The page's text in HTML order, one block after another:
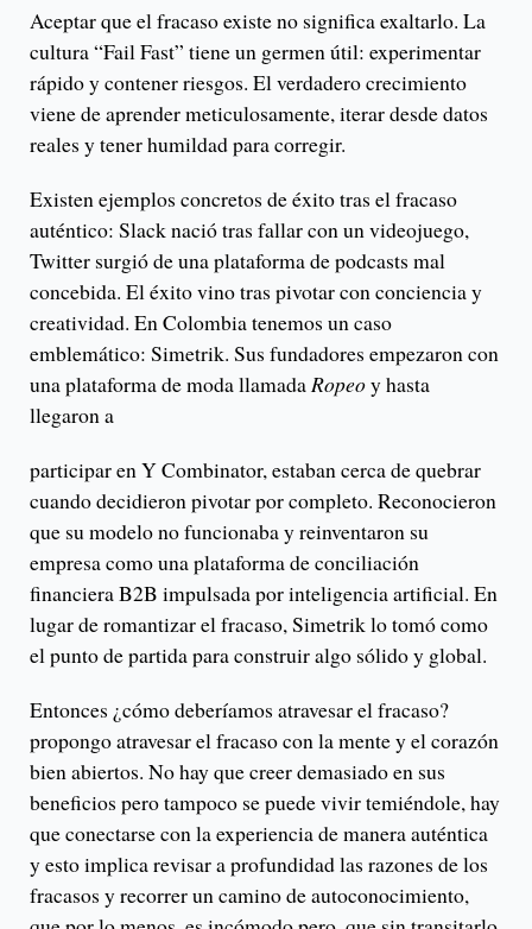
Aceptar que el fracaso existe no significa exaltarlo. La
cultura “Fail Fast” tiene un germen útil: experimentar
rápido y contener riesgos. El verdadero crecimiento
viene de aprender meticulosamente, iterar desde datos
reales y tener humildad para corregir.
Existen ejemplos concretos de éxito tras el fracaso
auténtico: Slack nació tras fallar con un videojuego,
Twitter surgió de una plataforma de podcasts mal
concebida. El éxito vino tras pivotar con conciencia y
creatividad. En Colombia tenemos un caso
emblemático: Simetrik. Sus fundadores empezaron con
una plataforma de moda llamadaRopeoy hasta
llegaron a
participar en Y Combinator, estaban cerca de quebrar
cuando decidieron pivotar por completo. Reconocieron
que su modelo no funcionaba y reinventaron su
empresa como una plataforma de conciliación
financiera B2B impulsada por inteligencia artificial. En
lugar de romantizar el fracaso, Simetrik lo tomó como
el punto de partida para construir algo sólido y global.
Entonces ¿cómo deberíamos atravesar el fracaso?
propongo atravesar el fracaso con la mente y el corazón
bien abiertos. No hay que creer demasiado en sus
beneficios pero tampoco se puede vivir temiéndole, hay
que conectarse con la experiencia de manera auténtica
y esto implica revisar a profundidad las razones de los
fracasos y recorrer un camino de autoconocimiento,